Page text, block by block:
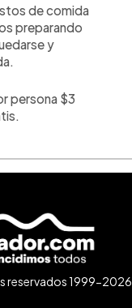
de comida
preparando
y
persona $3
reservados 1999-2026